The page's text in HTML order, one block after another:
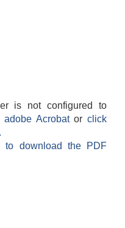
is not configured to
adobe Acrobatorclick
to download the PDF